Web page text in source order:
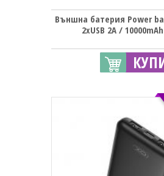
Външна батерия Power
2xUSB 2A /